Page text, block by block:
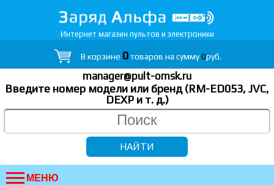
Интернет магазин пультов и электроники
В корзине 0товаров на сумму0руб.
manager@pult-omsk.ru
Введите номер модели или бренд (RM-ED053, JVC,
DEXP и т. д.)
МЕНЮ